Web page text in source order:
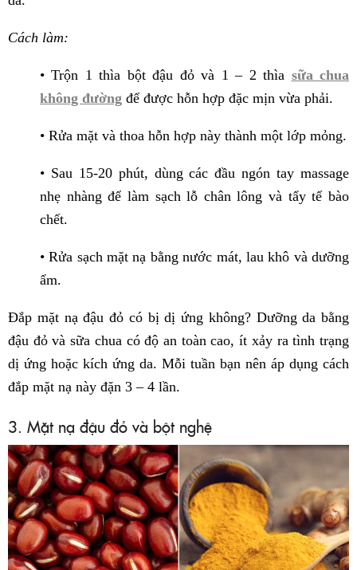
Cách làm:
• Trộn 1 thìa bột đậu đỏ và 1 – 2 thìa sữa chua
không đường để được hỗn hợp đặc mịn vừa phải.
• Rửa mặt và thoa hỗn hợp này thành một lớp mỏng.
• Sau 15-20 phút, dùng các đầu ngón tay massage
nhẹ nhàng để làm sạch lỗ chân lông và tẩy tế bào
chết.
• Rửa sạch mặt nạ bằng nước mát, lau khô và dưỡng
ẩm.
Đắp mặt nạ đậu đỏ có bị dị ứng không? Dưỡng da bằng
đậu đỏ và sữa chua có độ an toàn cao, ít xảy ra tình trạng
dị ứng hoặc kích ứng da. Mỗi tuần bạn nên áp dụng cách
đắp mặt nạ này đặn 3 – 4 lần.
3. Mặt nạ đậu đỏ và bột nghệ